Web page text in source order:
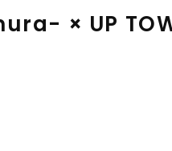
× UP